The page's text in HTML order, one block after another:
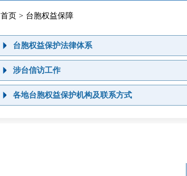
首页 > 台胞权益保障
台胞权益保护法律体系
涉台信访工作
各地台胞权益保护机构及联系方式